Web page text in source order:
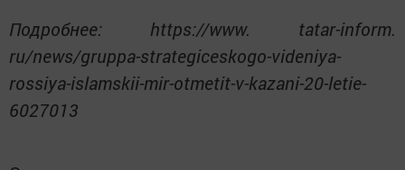
Подробнее: https://www. tatar-inform.
ru/news/gruppa-strategiceskogo-videniya-
rossiya-islamskii-mir-otmetit-v-kazani-20-letie-
6027013